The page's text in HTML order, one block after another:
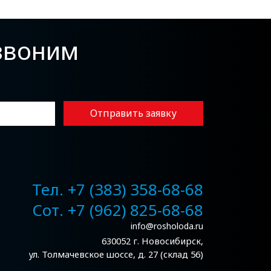
Отправить заявку
Тел. +7 (383) 358-68-68
Сот. +7 (962) 825-68-68
info@rosholoda.ru
630052 г. Новосибирск,
ул. Толмачевское шоссе, д. 27 (склад 56)